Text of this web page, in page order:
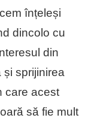
înțeleși
dincolo cu
din
sprijinirea
care acest
să fie mult